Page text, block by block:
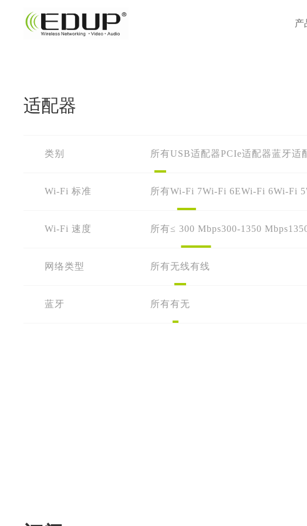
产
适配器
类别 所有USB适配器PCIe适配器蓝牙适
Wi-Fi 标准 所有Wi-Fi 7Wi-Fi 6EWi-Fi 6Wi-Fi 5
Wi-Fi 速度 所有≤ 300 Mbps300-1350 Mbps
网络类型 所有无线有线
蓝牙 所有有无